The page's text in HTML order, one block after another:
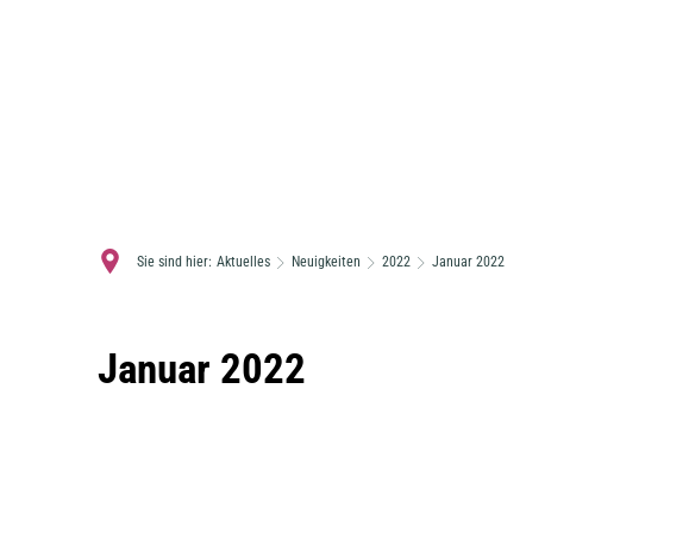
Sie sind hier: Aktuelles Neuigkeiten 2022 Januar 2022
JanuarJanuar 2022